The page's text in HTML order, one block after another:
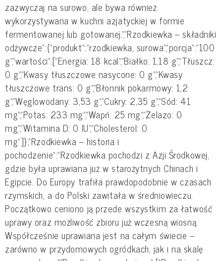
zazwyczaj na surowo, ale bywa również
wykorzystywana w kuchni azjatyckiej w formie
fermentowanej lub gotowanej.","Rzodkiewka – składniki
odżywcze":{"produkt":"rzodkiewka, surowa","porcja":"100
g","wartości":["Energia: 18 kcal","Białko: 1,18 g","Tłuszcz:
0 g","Kwasy tłuszczowe nasycone: 0 g","Kwasy
tłuszczowe trans: 0 g","Błonnik pokarmowy: 1,2
g","Węglowodany: 3,53 g","Cukry: 2,35 g","Sód: 41
mg","Potas: 233 mg","Wapń: 25 mg","Żelazo: 0
mg","Witamina D: 0 IU","Cholesterol: 0
mg"]},"Rzodkiewka – historia i
pochodzenie":"Rzodkiewka pochodzi z Azji Środkowej,
gdzie była uprawiana już w starożytnych Chinach i
Egipcie. Do Europy trafiła prawdopodobnie w czasach
rzymskich, a do Polski zawitała w średniowieczu.
Początkowo ceniono ją przede wszystkim za łatwość
uprawy oraz możliwość zbioru już wczesną wiosną.
Współcześnie uprawiana jest na całym świecie –
zarówno w przydomowych ogródkach, jak i na skalę